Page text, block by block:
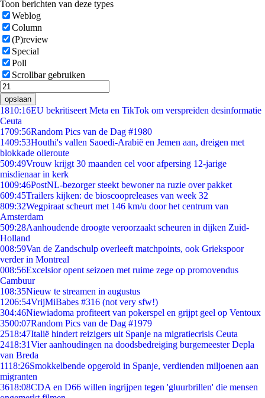
Toon berichten van deze types
Weblog
Column
(P)review
Special
Poll
Scrollbar gebruiken
opslaan
1810:16EU bekritiseert Meta en TikTok om verspreiden desinformatie
Ceuta
1709:56Random Pics van de Dag #1980
1409:53Houthi's vallen Saoedi-Arabië en Jemen aan, dreigen met
blokkade olieroute
509:49Vrouw krijgt 30 maanden cel voor afpersing 12-jarige
misdienaar in kerk
1009:46PostNL-bezorger steekt bewoner na ruzie over pakket
609:45Trailers kijken: de bioscoopreleases van week 32
809:32Wegpiraat scheurt met 146 km/u door het centrum van
Amsterdam
509:28Aanhoudende droogte veroorzaakt scheuren in dijken Zuid-
Holland
008:59Van de Zandschulp overleeft matchpoints, ook Griekspoor
verder in Montreal
008:56Excelsior opent seizoen met ruime zege op promovendus
Cambuur
108:35Nieuw te streamen in augustus
1206:54VrijMiBabes #316 (not very sfw!)
304:46Niewiadoma profiteert van pokerspel en grijpt geel op Ventoux
3500:07Random Pics van de Dag #1979
2518:47Italië hindert reizigers uit Spanje na migratiecrisis Ceuta
2418:31Vier aanhoudingen na doodsbedreiging burgemeester Depla
van Breda
1118:26Smokkelbende opgerold in Spanje, verdienden miljoenen aan
migranten
3618:08CDA en D66 willen ingrijpen tegen 'gluurbrillen' die mensen